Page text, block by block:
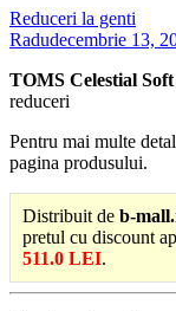
Reduceri la genti
Radudecembrie 13,
TOMS Celestial
reduceri
Pentru mai multe
pagina produsului.
Distribuit de b-
pretul cu discount
511.0 LEI.